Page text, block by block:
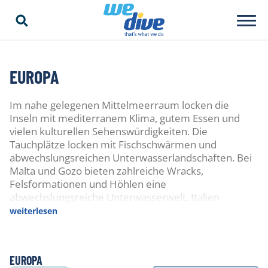
EUROPA
Im nahe gelegenen Mittelmeerraum locken die
Inseln mit mediterranem Klima, gutem Essen und
vielen kulturellen Sehenswürdigkeiten. Die
Tauchplätze locken mit Fischschwärmen und
abwechslungsreichen Unterwasserlandschaften. Bei
Malta und Gozo bieten zahlreiche Wracks,
Felsformationen und Höhlen eine
abwechslungsreiche Unterwasserwelt. Italien
beeindruckt mit geschützten Marineparks,
kristallklarem Wasser mit vielfältigen
weiterlesen
EUROPA